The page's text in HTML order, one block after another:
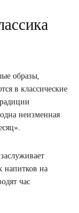
образы,
в классические
неизменная
напитков на
час